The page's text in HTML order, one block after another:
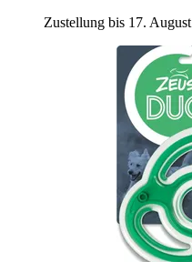
Zustellung bis 17. August